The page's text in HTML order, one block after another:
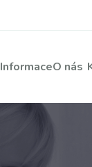
InformaceO nás